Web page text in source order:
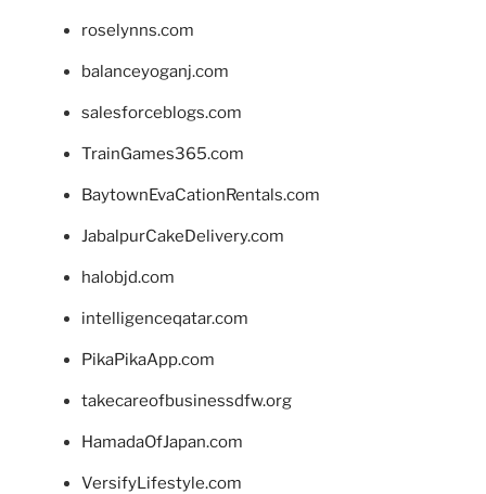
roselynns.com
balanceyoganj.com
salesforceblogs.com
TrainGames365.com
BaytownEvaCationRentals.com
JabalpurCakeDelivery.com
halobjd.com
intelligenceqatar.com
PikaPikaApp.com
takecareofbusinessdfw.org
HamadaOfJapan.com
VersifyLifestyle.com